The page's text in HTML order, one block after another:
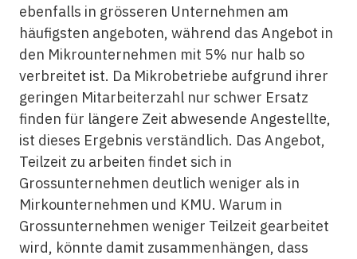
ebenfalls in grösseren Unternehmen am
häufigsten angeboten, während das Angebot in
den Mikrounternehmen mit 5% nur halb so
verbreitet ist. Da Mikrobetriebe aufgrund ihrer
geringen Mitarbeiterzahl nur schwer Ersatz
finden für längere Zeit abwesende Angestellte,
ist dieses Ergebnis verständlich. Das Angebot,
Teilzeit zu arbeiten findet sich in
Grossunternehmen deutlich weniger als in
Mirkounternehmen und KMU. Warum in
Grossunternehmen weniger Teilzeit gearbeitet
wird, könnte damit zusammenhängen, dass